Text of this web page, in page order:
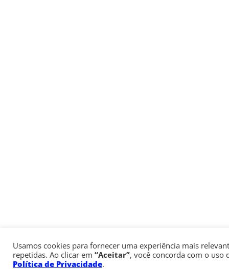
Usamos cookies para fornecer uma experiência mais
repetidas. Ao clicar em “Aceitar”, você concorda com o uso
Política de Privacidade.